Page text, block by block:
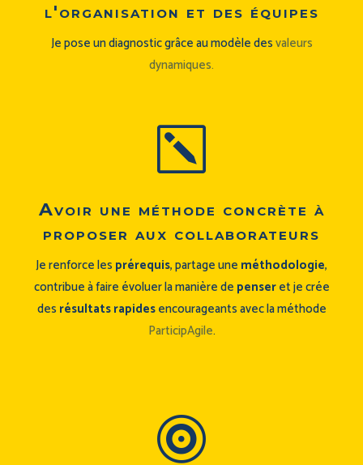
l'organisation et des équipes
Je pose un diagnostic grâce au modèle desvaleurs
dynamiques.
k
Avoir une méthode concrète à
proposer aux collaborateurs
Je renforce les prérequis, partage une méthodologie,
contribue à faire évoluer la manière de penseret je crée
des résultats rapidesencourageants avec la méthode
ParticipAgile.
